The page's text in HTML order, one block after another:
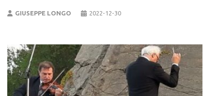
GIUSEPPE LONGO 2022-12-30